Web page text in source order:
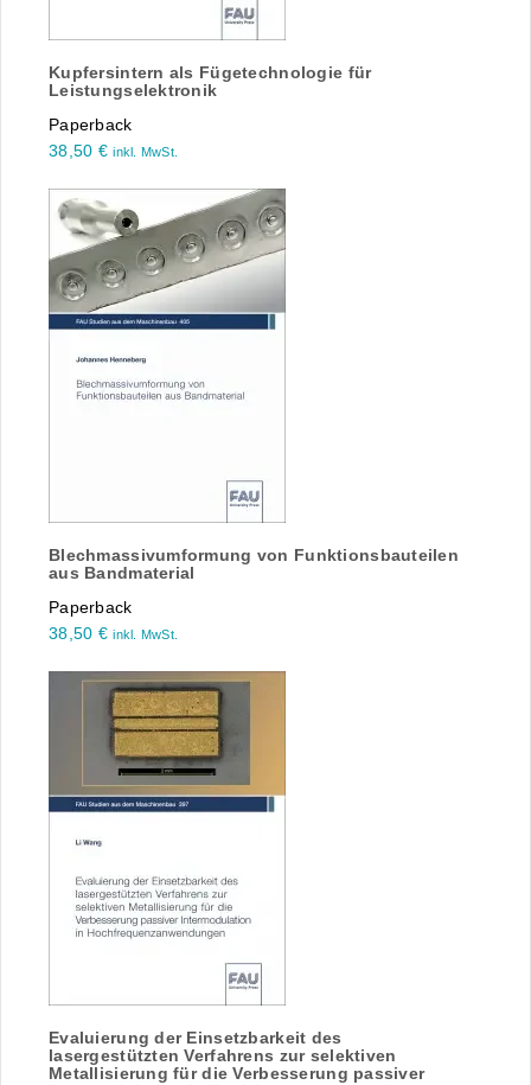
Kupfersintern als Fügetechnologie für
Leistungselektronik
Paperback
38,50 € inkl. MwSt.
Blechmassivumformung von Funktionsbauteilen
aus Bandmaterial
Paperback
38,50 € inkl. MwSt.
Evaluierung der Einsetzbarkeit des
lasergestützten Verfahrens zur selektiven
Metallisierung für die Verbesserung passiver